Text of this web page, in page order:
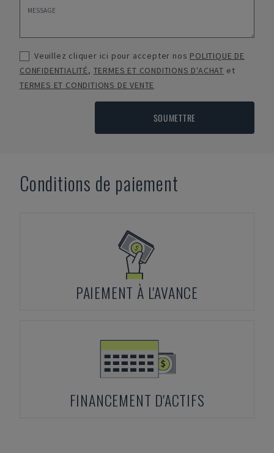
Veuillez cliquer ici pour accepter nos POLITIQUE DE
CONFIDENTIALITÉ, TERMES ET CONDITIONS D'ACHAT et
TERMES ET CONDITIONS DE VENTE
SOUMETTRE
Conditions de paiement
PAIEMENT À L'AVANCE
FINANCEMENT D'ACTIFS